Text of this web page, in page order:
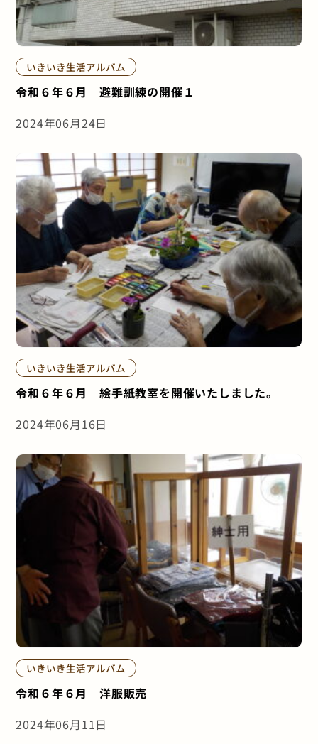
いきいき生活アルバム
令和６年６月 避難訓練の開催１
2024年06月24日
いきいき生活アルバム
令和６年６月 絵手紙教室を開催いたしました。
2024年06月16日
いきいき生活アルバム
令和６年６月 洋服販売
2024年06月11日